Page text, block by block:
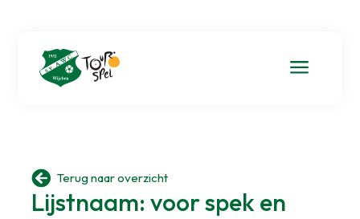
a
 Terug naar overzicht
Lijstnaam: voor spek en